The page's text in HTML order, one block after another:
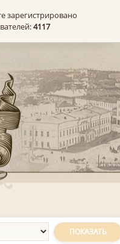
зарегистрировано
4117
ПОКАЗАТЬ